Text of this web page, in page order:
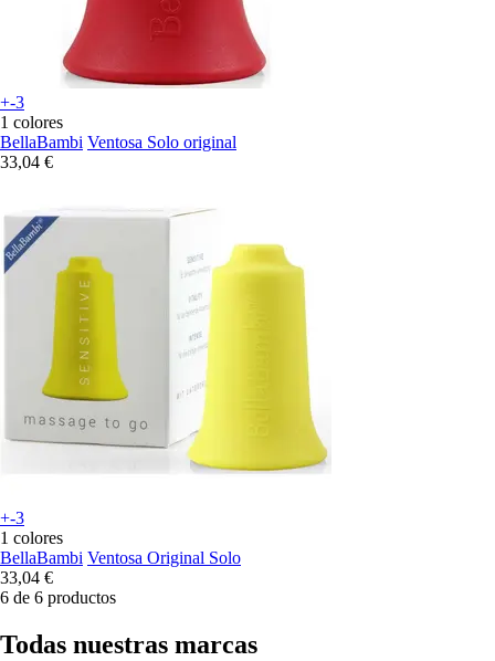
+-3
1 colores
BellaBambi Ventosa Solo original
33,04 €
+-3
1 colores
BellaBambi Ventosa Original Solo
33,04 €
6 de 6 productos
Todas nuestras marcas